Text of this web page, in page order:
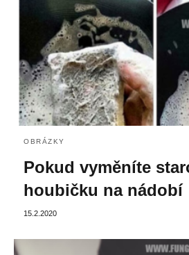
OBRÁZKY
Pokud vyměníte
houbičku na nádobí
15.2.2020